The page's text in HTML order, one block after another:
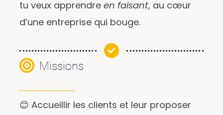
tu veux apprendre en faisant, au cœur
d’une entreprise qui bouge.
Missions
😊 Accueillir les clients et leur proposer